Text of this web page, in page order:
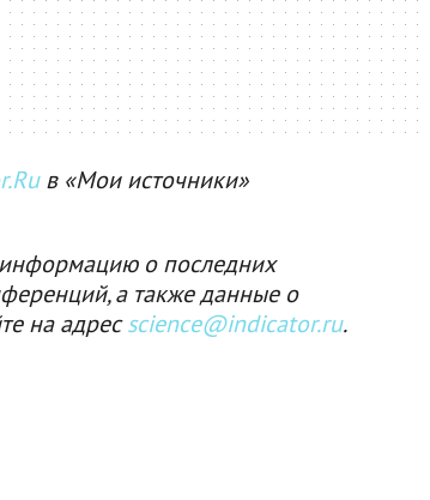
в «Мои источники»
о последних
а также данные о
на адресscience@indicator.ru.